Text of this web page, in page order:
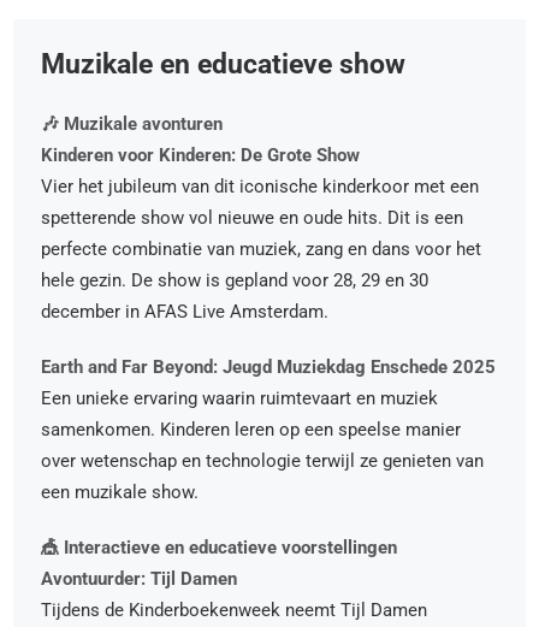
Muzikale en educatieve show
🎶 Muzikale avonturen
Kinderen voor Kinderen: De Grote Show
Vier het jubileum van dit iconische kinderkoor met een
spetterende show vol nieuwe en oude hits. Dit is een
perfecte combinatie van muziek, zang en dans voor het
hele gezin. De show is gepland voor 28, 29 en 30
december in AFAS Live Amsterdam.
Earth and Far Beyond: Jeugd Muziekdag Enschede 2025
Een unieke ervaring waarin ruimtevaart en muziek
samenkomen. Kinderen leren op een speelse manier
over wetenschap en technologie terwijl ze genieten van
een muzikale show.
🎪 Interactieve en educatieve voorstellingen
Avontuurder: Tijl Damen
Tijdens de Kinderboekenweek neemt Tijl Damen